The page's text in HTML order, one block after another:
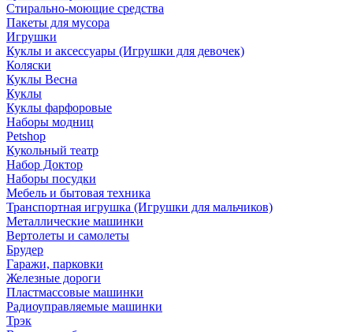
Стирально-моющие средства
Пакеты для мусора
Игрушки
Куклы и аксессуары (Игрушки для девочек)
Коляски
Куклы Весна
Куклы
Куклы фарфоровые
Наборы модниц
Petshop
Кукольный театр
Набор Доктор
Наборы посудки
Мебель и бытовая техника
Транспортная игрушка (Игрушки для мальчиков)
Металлические машинки
Вертолеты и самолеты
Брудер
Гаражи, парковки
Железные дороги
Пластмассовые машинки
Радиоуправляемые машинки
Трэк